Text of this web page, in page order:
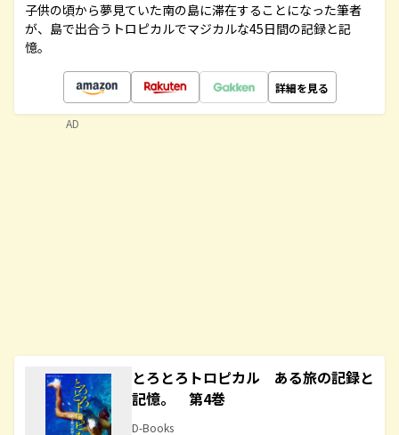
子供の頃から夢見ていた南の島に滞在することになった筆者
が、島で出合うトロピカルでマジカルな45日間の記録と記
憶。
詳細を見る
とろとろトロピカル ある旅の記録と
記憶。 第4巻
D-Books
AD